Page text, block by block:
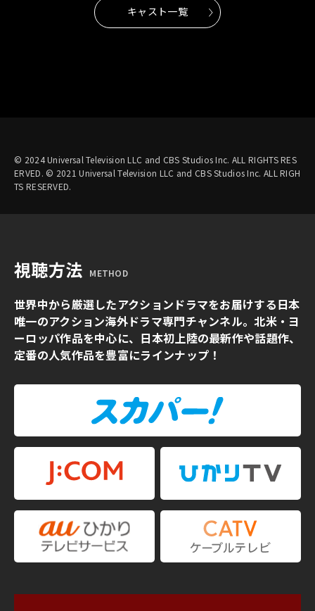
キャスト一覧
© 2024 Universal Television LLC and CBS Studios Inc. ALL RIGHTS RES
ERVED. © 2021 Universal Television LLC and CBS Studios Inc. ALL RIGH
TS RESERVED.
視聴方法 METHOD
世界中から厳選したアクションドラマをお届けする日本
唯一のアクション海外ドラマ専門チャンネル。北米・ヨ
ーロッパ作品を中心に、日本初上陸の最新作や話題作、
定番の人気作品を豊富にラインナップ！